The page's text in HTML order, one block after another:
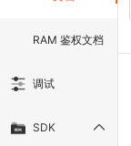
RAM 鉴权文档
调试
SDK